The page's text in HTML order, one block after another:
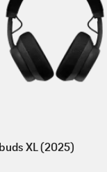
XL (2025)